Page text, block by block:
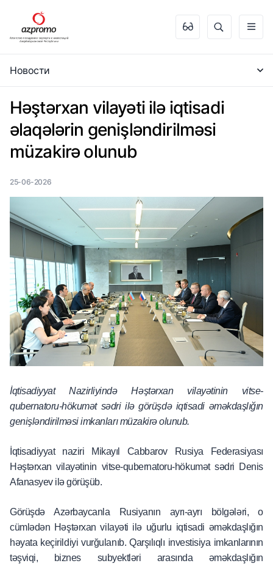
Новости
Həştərxan vilayəti ilə iqtisadi
əlaqələrin genişləndirilməsi
müzakirə olunub
25-06-2026
İqtisadiyyat Nazirliyində Həştərxan vilayətinin vitse-
qubernatoru-hökumət sədri ilə görüşdə iqtisadi əməkdaşlığın
genişləndirilməsi imkanları müzakirə olunub.
İqtisadiyyat naziri Mikayıl Cabbarov Rusiya Federasiyası
Həştərxan vilayətinin vitse-qubernatoru-hökumət sədri Denis
Afanasyev ilə görüşüb.
Görüşdə Azərbaycanla Rusiyanın ayrı-ayrı bölgələri, o
cümlədən Həştərxan vilayəti ilə uğurlu iqtisadi əməkdaşlığın
həyata keçirildiyi vurğulanıb. Qarşılıqlı investisiya imkanlarının
təşviqi, biznes subyektləri arasında əməkdaşlığın